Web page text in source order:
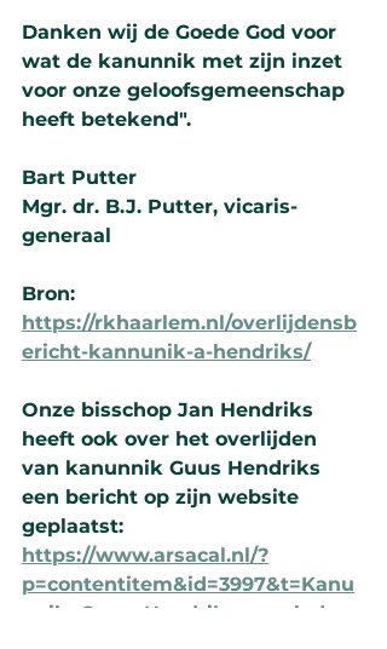
Danken wij de Goede God voor
wat de kanunnik met zijn inzet
voor onze geloofsgemeenschap
heeft betekend".
Bart Putter
Mgr. dr. B.J. Putter, vicaris-
generaal
Bron:
https://rkhaarlem.nl/overlijdensb
ericht-kannunik-a-hendriks/
Onze bisschop Jan Hendriks
heeft ook over het overlijden
van kanunnik Guus Hendriks
een bericht op zijn website
geplaatst:
https://www.arsacal.nl/?
p=contentitem&id=3997&t=Kanu
nnik+Guus+Hendriks+overleden